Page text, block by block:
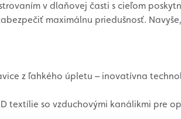
v dlaňovej časti s cieľom
maximálnu priedušnosť.
z ľahkého úpletu – inovatívna
textílie so vzduchovými kanálikmi pre